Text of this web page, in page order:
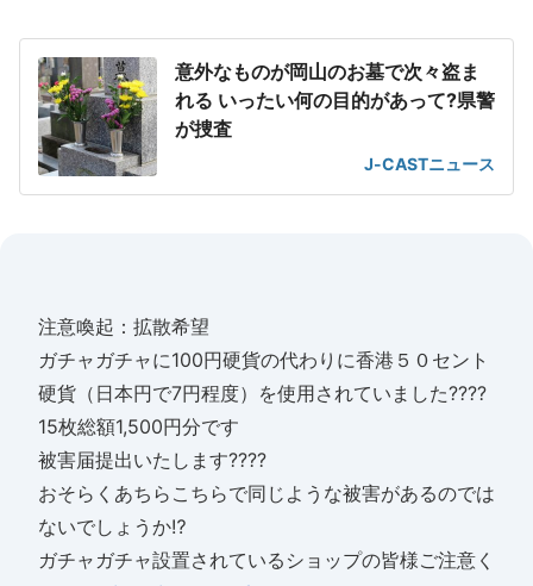
意外なものが岡山のお墓で次々盗ま
れる いったい何の目的があって?県警
が捜査
J-CASTニュース
注意喚起：拡散希望
ガチャガチャに100円硬貨の代わりに香港５０セント
硬貨（日本円で7円程度）を使用されていました????
15枚総額1,500円分です
被害届提出いたします????
おそらくあちらこちらで同じような被害があるのでは
ないでしょうか⁉️
ガチャガチャ設置されているショップの皆様ご注意く